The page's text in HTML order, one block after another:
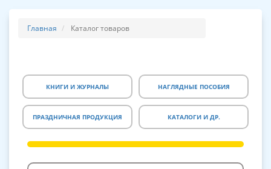
Главная Каталог товаров
КНИГИ И ЖУРНАЛЫ НАГЛЯДНЫЕ ПОСОБИЯ
ПРАЗДНИЧНАЯ ПРОДУКЦИЯ КАТАЛОГИ И ДР.